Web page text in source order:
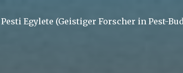
Egylete (Geistiger Forscher in Pest-